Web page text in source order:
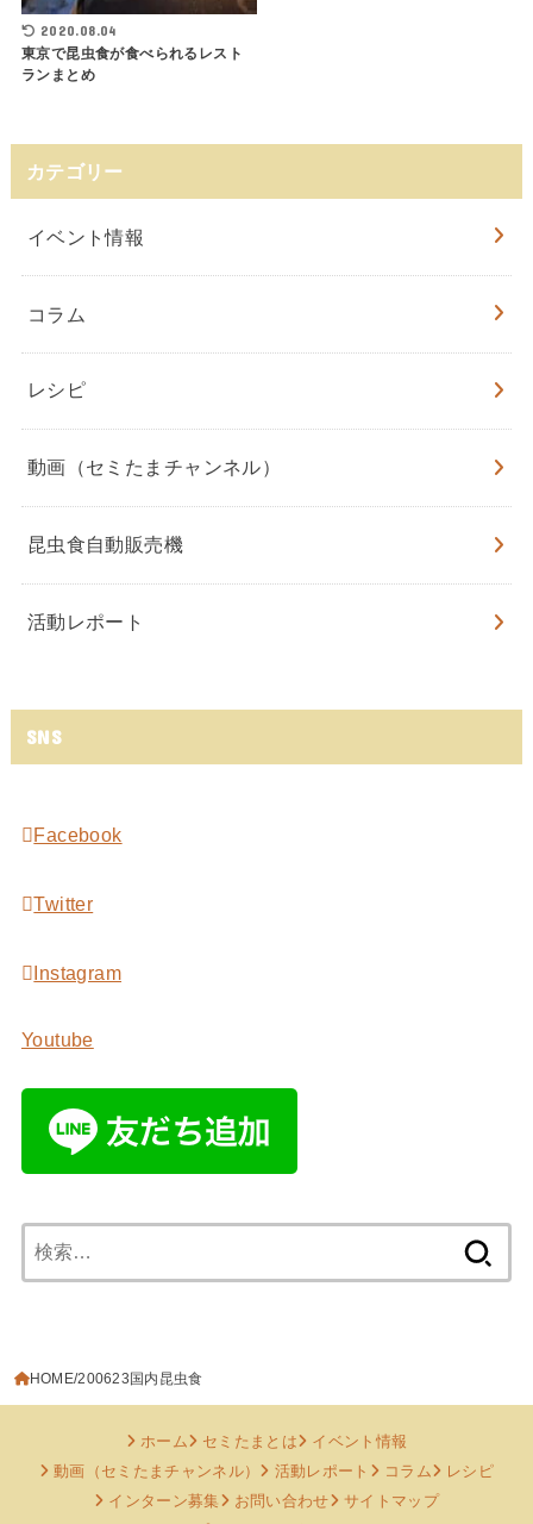
2020.08.04
東京で昆虫食が食べられるレスト
ランまとめ
カテゴリー
イベント情報
コラム
レシピ
動画（セミたまチャンネル）
昆虫食自動販売機
活動レポート
SNS
Facebook
Twitter
Instagram
Youtube
索:
HOME 200623国内昆虫食
ホーム セミたまとは
イベント情報
動画（セミたまチャンネル）
活動レポート コラム
レシピ
インターン募集
お問い合わせ
サイトマップ